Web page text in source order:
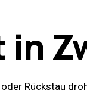
in
Rückstau